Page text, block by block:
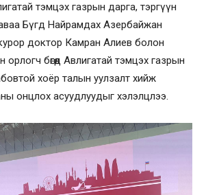
тэмцэх газрын дарга, тэргүүн
Бүгд Найрамдах Азербайжан
доктор Камран Алиев болон
орлогч бөгөөд Авлигатай тэмцэх газрын
хоёр талын уулзалт хийж
онцлох асуудлуудыг хэлэлцлээ.